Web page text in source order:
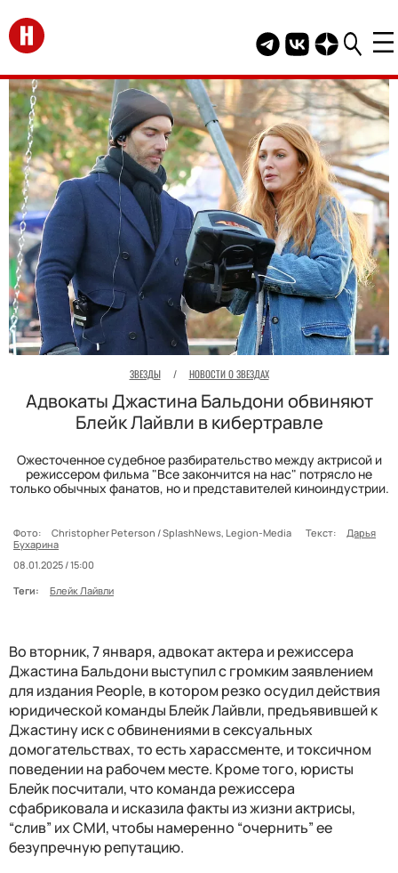
Перейти на главную
Telegram канал
Группа HELLO
Канал
ЗВЕЗДЫ / НОВОСТИ О ЗВЕЗДАХ
Адвокаты Джастина Бальдони обвиняют
Блейк Лайвли в кибертравле
Ожесточенное судебное разбирательство между актрисой и
режиссером фильма "Все закончится на нас" потрясло не
только обычных фанатов, но и представителей киноиндустрии.
Фото: Christopher Peterson / SplashNews, Legion-Media Текст:
Дарья
Бухарина
08.01.2025 / 15:00
Теги:
Блейк Лайвли
Во вторник, 7 января, адвокат актера и режиссера
Джастина Бальдони выступил с громким заявлением
для издания People, в котором резко осудил действия
юридической команды Блейк Лайвли, предъявившей к
Джастину иск с обвинениями в сексуальных
домогательствах, то есть харассменте, и токсичном
поведении на рабочем месте. Кроме того, юристы
Блейк посчитали, что команда режиссера
сфабриковала и исказила факты из жизни актрисы,
“слив” их СМИ, чтобы намеренно “очернить” ее
безупречную репутацию.